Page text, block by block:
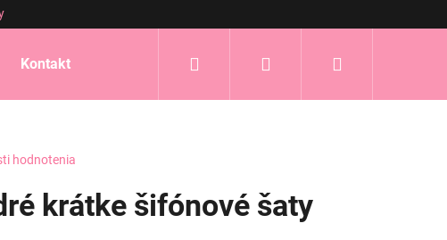
Kontakt Prihlásenie
hodnotenia
krátke šifónové šaty